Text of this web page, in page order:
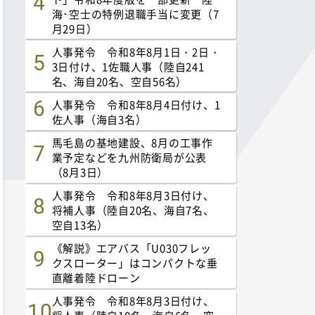
海･空士の特例退職手当に変更（7
月29日）
人事発令 令和8年8月1日・2日・
3日付け、1佐職人事（陸自241
名、海自20名、空自56名）
人事発令 令和8年8月4日付け、1
佐人事（海自3名）
馬毛島の基地建設、8月の工事作
業予定などを九州防衛局が公表
（8月3日）
人事発令 令和8年8月3日付け、
将補人事（陸自20名、海自7名、
空自13名）
《解説》エアバス「U030フレッ
クスローター」はコンパクトな垂
直離着陸ドローン
人事発令 令和8年8月3日付け、